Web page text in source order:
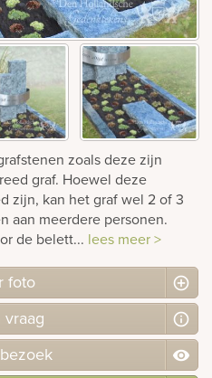
zoals deze zijn
graf. Hoewel deze
zijn, kan het graf wel 2 of 3
aan meerdere personen.
de belett... lees meer >
foto
vraag
bezoek